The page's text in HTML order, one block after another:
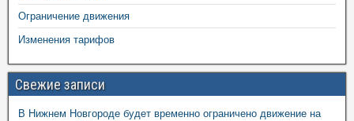
Ограничение движения
Изменения тарифов
Свежие записи
В Нижнем Новгороде будет временно ограничено движение на